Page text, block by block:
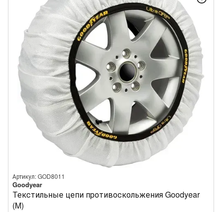
Артикул: GOD8011
Goodyear
Текстильные цепи противоскольжения Goodyear
(M)